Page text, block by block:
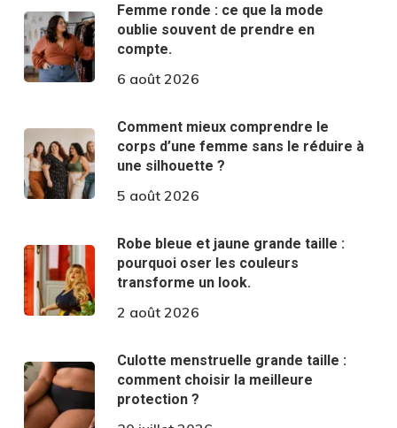
Femme ronde : ce que la mode
oublie souvent de prendre en
compte.
6 août 2026
Comment mieux comprendre le
corps d’une femme sans le réduire à
une silhouette ?
5 août 2026
Robe bleue et jaune grande taille :
pourquoi oser les couleurs
transforme un look.
2 août 2026
Culotte menstruelle grande taille :
comment choisir la meilleure
protection ?